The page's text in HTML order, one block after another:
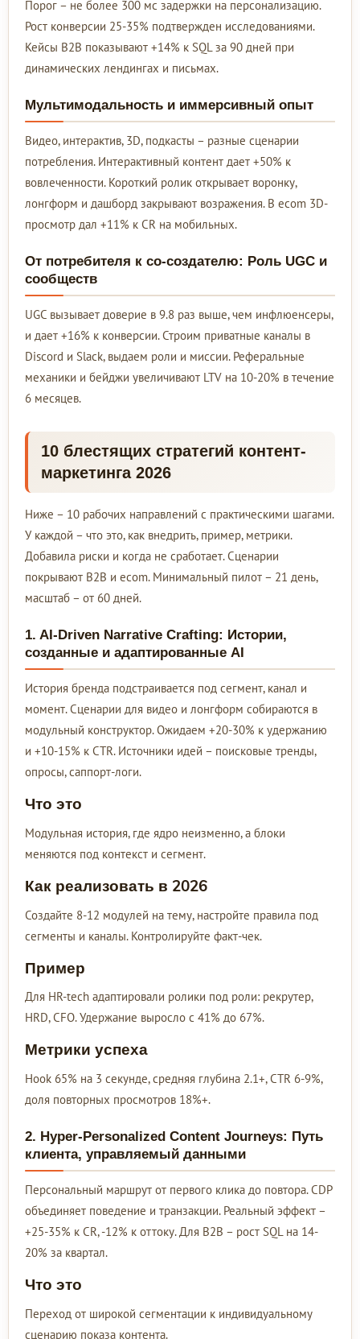
Порог – не более 300 мс задержки на персонализацию.
Рост конверсии 25-35% подтвержден исследованиями.
Кейсы B2B показывают +14% к SQL за 90 дней при
динамических лендингах и письмах.
Мультимодальность и иммерсивный опыт
Видео, интерактив, 3D, подкасты – разные сценарии
потребления. Интерактивный контент дает +50% к
вовлеченности. Короткий ролик открывает воронку,
лонгформ и дашборд закрывают возражения. В ecom 3D-
просмотр дал +11% к CR на мобильных.
От потребителя к со-создателю: Роль UGC и
сообществ
UGC вызывает доверие в 9.8 раз выше, чем инфлюенсеры,
и дает +16% к конверсии. Строим приватные каналы в
Discord и Slack, выдаем роли и миссии. Реферальные
механики и бейджи увеличивают LTV на 10-20% в течение
6 месяцев.
10 блестящих стратегий контент-
маркетинга 2026
Ниже – 10 рабочих направлений с практическими шагами.
У каждой – что это, как внедрить, пример, метрики.
Добавила риски и когда не сработает. Сценарии
покрывают B2B и ecom. Минимальный пилот – 21 день,
масштаб – от 60 дней.
1. AI-Driven Narrative Crafting: Истории,
созданные и адаптированные AI
История бренда подстраивается под сегмент, канал и
момент. Сценарии для видео и лонгформ собираются в
модульный конструктор. Ожидаем +20-30% к удержанию
и +10-15% к CTR. Источники идей – поисковые тренды,
опросы, саппорт-логи.
Что это
Модульная история, где ядро неизменно, а блоки
меняются под контекст и сегмент.
Как реализовать в 2026
Создайте 8-12 модулей на тему, настройте правила под
сегменты и каналы. Контролируйте факт-чек.
Пример
Для HR-tech адаптировали ролики под роли: рекрутер,
HRD, CFO. Удержание выросло с 41% до 67%.
Метрики успеха
Hook 65% на 3 секунде, средняя глубина 2.1+, CTR 6-9%,
доля повторных просмотров 18%+.
2. Hyper-Personalized Content Journeys: Путь
клиента, управляемый данными
Персональный маршрут от первого клика до повтора. CDP
объединяет поведение и транзакции. Реальный эффект –
+25-35% к CR, -12% к оттоку. Для B2B – рост SQL на 14-
20% за квартал.
Что это
Переход от широкой сегментации к индивидуальному
сценарию показа контента.